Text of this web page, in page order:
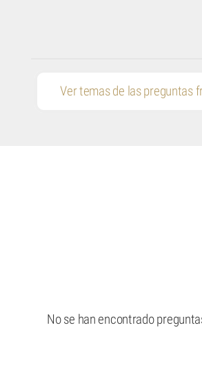
Ver temas de las preguntas
No se han encontrado